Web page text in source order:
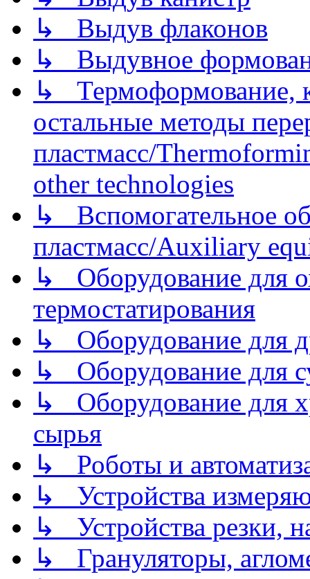
↳ Выдув флаконов
↳ Выдувное
↳ Термоформование,
остальные методы
пластмасс/
other technologies
↳ Вспомогательное
пластмасс/Auxiliary
↳ Оборудование для
термостатирования
↳ Оборудование для
↳ Оборудование для
↳ Оборудование для
сырья
↳ Роботы и
↳ Устройства
↳ Устройства резки,
↳ Грануляторы,